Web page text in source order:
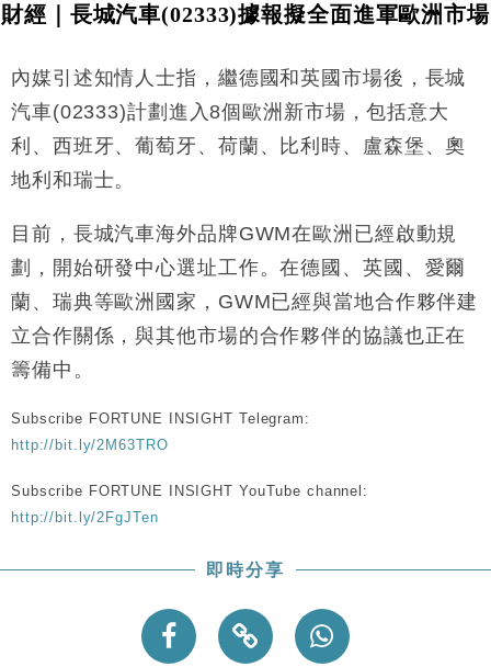
財經｜長城汽車(02333)據報擬全面進軍歐洲市場
內媒引述知情人士指，繼德國和英國市場後，長城
汽車(02333)計劃進入8個歐洲新市場，包括意大
利、西班牙、葡萄牙、荷蘭、比利時、盧森堡、奧
地利和瑞士。
目前，長城汽車海外品牌GWM在歐洲已經啟動規
劃，開始研發中心選址工作。在德國、英國、愛爾
蘭、瑞典等歐洲國家，GWM已經與當地合作夥伴建
立合作關係，與其他市場的合作夥伴的協議也正在
籌備中。
Subscribe FORTUNE INSIGHT Telegram:
http://bit.ly/2M63TRO
Subscribe FORTUNE INSIGHT YouTube channel:
http://bit.ly/2FgJTen
即時分享